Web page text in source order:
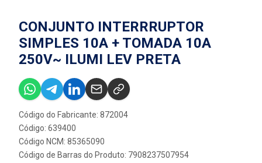
CONJUNTO INTERRRUPTOR
SIMPLES 10A + TOMADA 10A
250V~ ILUMI LEV PRETA
Código do Fabricante: 872004
Código: 639400
Código NCM: 85365090
Código de Barras do Produto: 7908237507954